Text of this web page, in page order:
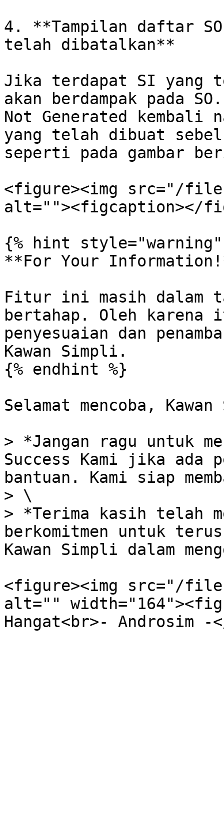
4. **Tampilan daftar
telah dibatalkan**
Jika terdapat SI yang
akan berdampak pada
Not Generated kembali
yang telah dibuat
seperti pada gambar
<figure><img src="/files/
alt=""><figcaption></
{% hint style="warning"
**For Your
Fitur ini masih dalam
bertahap. Oleh karena
penyesuaian dan
Kawan Simpli.
{% endhint %}
Selamat mencoba,
> *Jangan ragu untuk
Success Kami jika ada
bantuan. Kami siap
> \
> *Terima kasih telah
berkomitmen untuk
Kawan Simpli dalam
<figure><img src="/files/
alt=""